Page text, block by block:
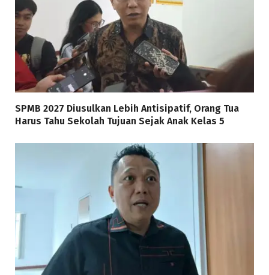
SPMB 2027 Diusulkan Lebih Antisipatif, Orang Tua
Harus Tahu Sekolah Tujuan Sejak Anak Kelas 5